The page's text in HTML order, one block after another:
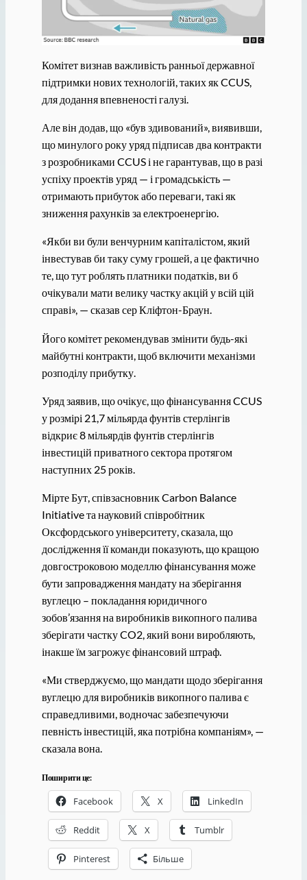
Комітет визнав важливість ранньої державної
підтримки нових технологій, таких як CCUS,
для додання впевненості галузі.
Але він додав, що «був здивований», виявивши,
що минулого року уряд підписав два контракти
з розробниками CCUS і не гарантував, що в разі
успіху проектів уряд — і громадськість —
отримають прибуток або переваги, такі як
зниження рахунків за електроенергію.
«Якби ви були венчурним капіталістом, який
інвестував би таку суму грошей, а це фактично
те, що тут роблять платники податків, ви б
очікували мати велику частку акцій у всій цій
справі», — сказав сер Кліфтон-Браун.
Його комітет рекомендував змінити будь-які
майбутні контракти, щоб включити механізми
розподілу прибутку.
Уряд заявив, що очікує, що фінансування CCUS
у розмірі 21,7 мільярда фунтів стерлінгів
відкриє 8 мільярдів фунтів стерлінгів
інвестицій приватного сектора протягом
наступних 25 років.
Мірте Бут, співзасновник Carbon Balance
Initiative та науковий співробітник
Оксфордського університету, сказала, що
дослідження її команди показують, що кращою
довгостроковою моделлю фінансування може
бути запровадження мандату на зберігання
вуглецю – покладання юридичного
зобов’язання на виробників викопного палива
зберігати частку CO2, який вони виробляють,
інакше їм загрожує фінансовий штраф.
«Ми стверджуємо, що мандати щодо зберігання
вуглецю для виробників викопного палива є
справедливими, водночас забезпечуючи
певність інвестицій, яка потрібна компаніям», —
сказала вона.
Поширити це:
Facebook X LinkedIn
Reddit X Tumblr
Pinterest Більше